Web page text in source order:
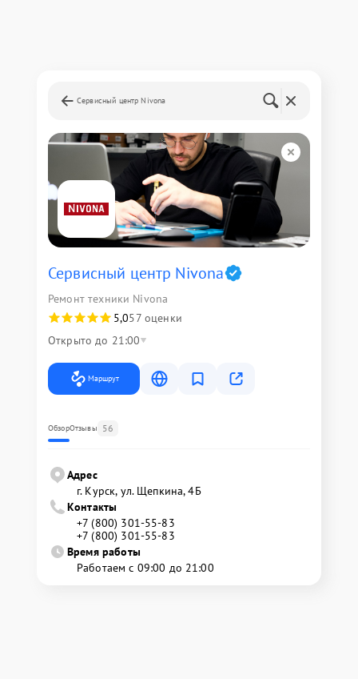
Сервисный центр Nivona
Сервисный центр Nivona
Ремонт техники Nivona
5,057 оценки
Открыто до 21:00
Маршрут
ОбзорОтзывы 56
Адрес
г. Курск, ул. Щепкина, 4Б
Контакты
+7 (800) 301-55-83
+7 (800) 301-55-83
Время работы
Работаем с 09:00 до 21:00